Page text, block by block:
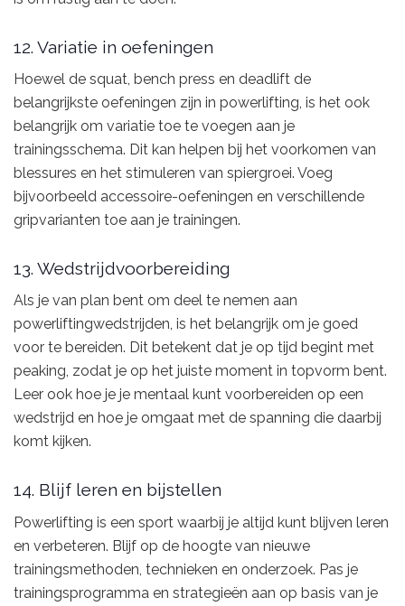
12. Variatie in oefeningen
Hoewel de squat, bench press en deadlift de
belangrijkste oefeningen zijn in powerlifting, is het ook
belangrijk om variatie toe te voegen aan je
trainingsschema. Dit kan helpen bij het voorkomen van
blessures en het stimuleren van spiergroei. Voeg
bijvoorbeeld accessoire-oefeningen en verschillende
gripvarianten toe aan je trainingen.
13. Wedstrijdvoorbereiding
Als je van plan bent om deel te nemen aan
powerliftingwedstrijden, is het belangrijk om je goed
voor te bereiden. Dit betekent dat je op tijd begint met
peaking, zodat je op het juiste moment in topvorm bent.
Leer ook hoe je je mentaal kunt voorbereiden op een
wedstrijd en hoe je omgaat met de spanning die daarbij
komt kijken.
14. Blijf leren en bijstellen
Powerlifting is een sport waarbij je altijd kunt blijven leren
en verbeteren. Blijf op de hoogte van nieuwe
trainingsmethoden, technieken en onderzoek. Pas je
trainingsprogramma en strategieën aan op basis van je